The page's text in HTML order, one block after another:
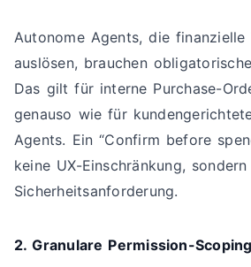
Autonome Agents, die finanzielle
auslösen, brauchen
Das gilt für interne Purchase-
genauso wie für
Agents. Ein “Confirm before
keine UX-Einschränkung,
Sicherheitsanforderung.
2. Granulare Permission-Scoping